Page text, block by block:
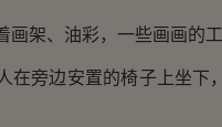
架、油彩，一些画画的工
旁边安置的椅子上坐下